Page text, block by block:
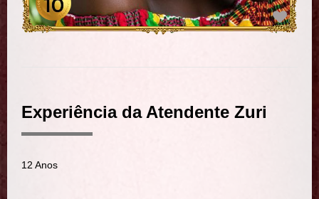
Experiência da Atendente Zuri
12 Anos